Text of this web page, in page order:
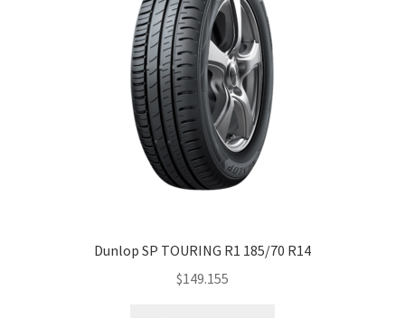
Dunlop SP TOURING R1 185/70 R14
$149.155